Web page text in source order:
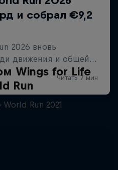
Wings for Life
Run
Run 2021